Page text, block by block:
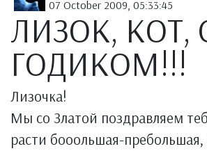
07 October 2009, 05:33:45
ЛИЗОК, КОТ,
ГОДИКОМ!!!
Лизочка!
Мы со Златой поздравляем
расти бооольшая-пребольшая,